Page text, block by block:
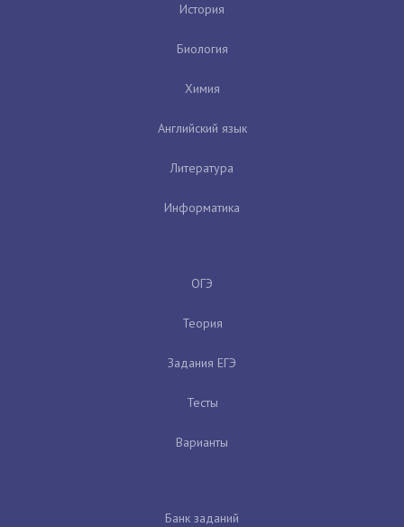
История
Биология
Химия
Английский язык
Литература
Информатика
ОГЭ
Теория
Задания ЕГЭ
Тесты
Варианты
Банк заданий